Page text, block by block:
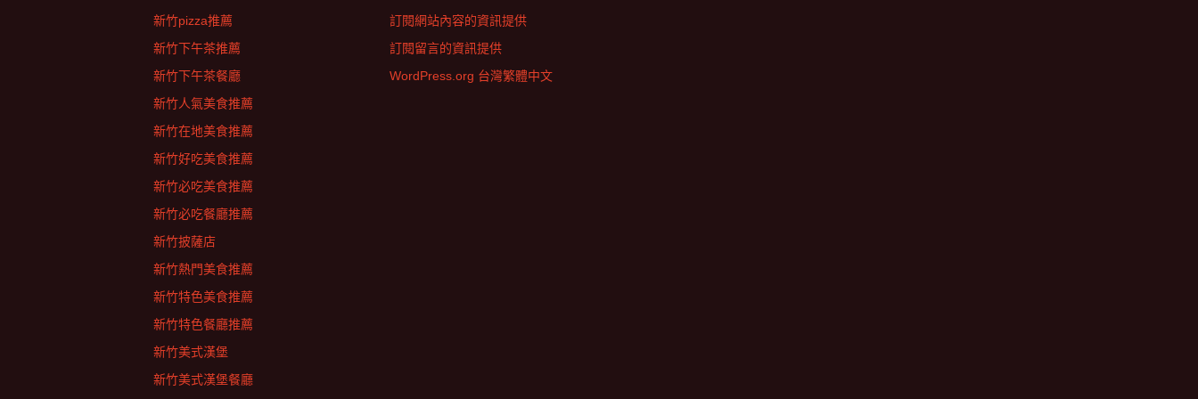
新竹pizza推薦
新竹下午茶推薦
新竹下午茶餐廳
新竹人氣美食推薦
新竹在地美食推薦
新竹好吃美食推薦
新竹必吃美食推薦
新竹必吃餐廳推薦
新竹披薩店
新竹熱門美食推薦
新竹特色美食推薦
新竹特色餐廳推薦
新竹美式漢堡
新竹美式漢堡餐廳
訂閱網站內容的資訊提供
訂閱留言的資訊提供
WordPress.org 台灣繁體中文